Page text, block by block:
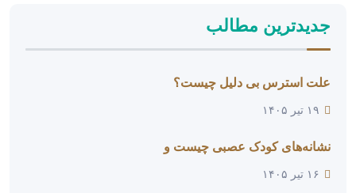
جدیدترین مطالب
علت استرس بی دلیل چیست؟
۱۹ تیر ۱۴۰۵
نشانه‌های کودک عصبی چیست و
۱۶ تیر ۱۴۰۵